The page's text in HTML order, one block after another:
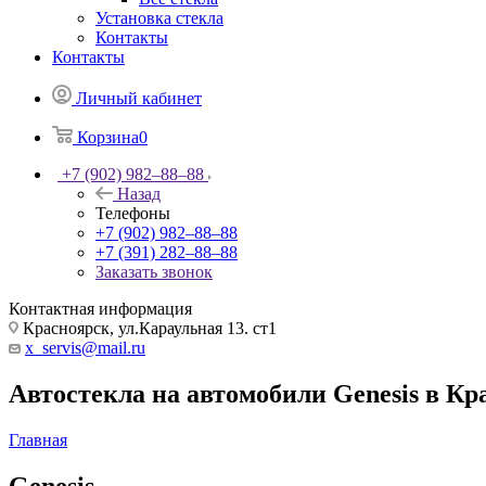
Установка стекла
Контакты
Контакты
Личный кабинет
Корзина0
+7 (902) 982‒88‒88
Назад
Телефоны
+7 (902) 982‒88‒88
+7 (391) 282‒88‒88
Заказать звонок
Контактная информация
Красноярск, ул.Караульная 13. ст1
x_servis@mail.ru
Автостекла на автомобили Genesis в
Главная